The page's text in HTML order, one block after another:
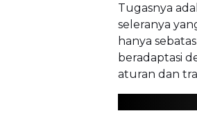
Tugasnya
seleranya
hanya
beradaptasi
aturan dan